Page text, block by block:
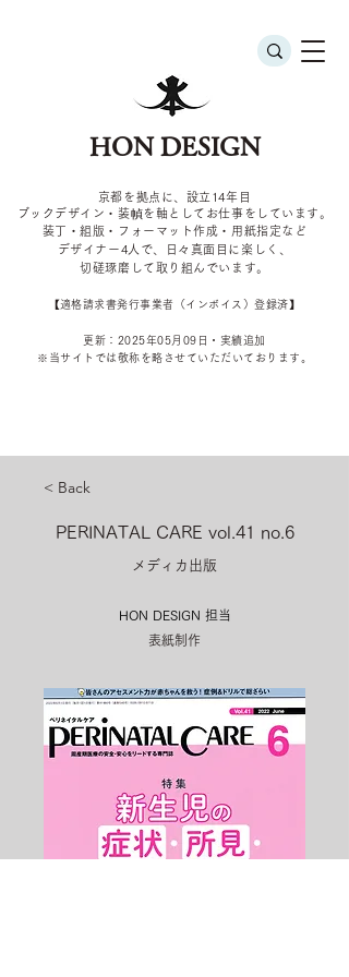
HON DESIGN
京都を拠点に、設立14年目
ブックデザイン・装幀を軸としてお仕事をしています。
装丁・組版・フォーマット作成・用紙指定など
デザイナー4 人で、日々真面目に楽しく、
切磋琢磨して取り組んでいます。
​【適格請求書発行事業者（インボイス）登録済】
更新：2025年05 月09 日・実績追加
​※当サイトでは敬称を 略させていただいております。
< Back
PERINATAL CARE vol.41 no.6
メディカ出版
HON DESIGN​ 担当
表紙制作